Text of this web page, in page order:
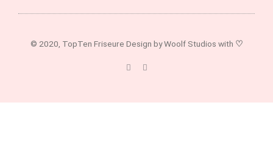
© 2020, TopTen Friseure Design by Woolf Studios with ♡
F
a
I
n